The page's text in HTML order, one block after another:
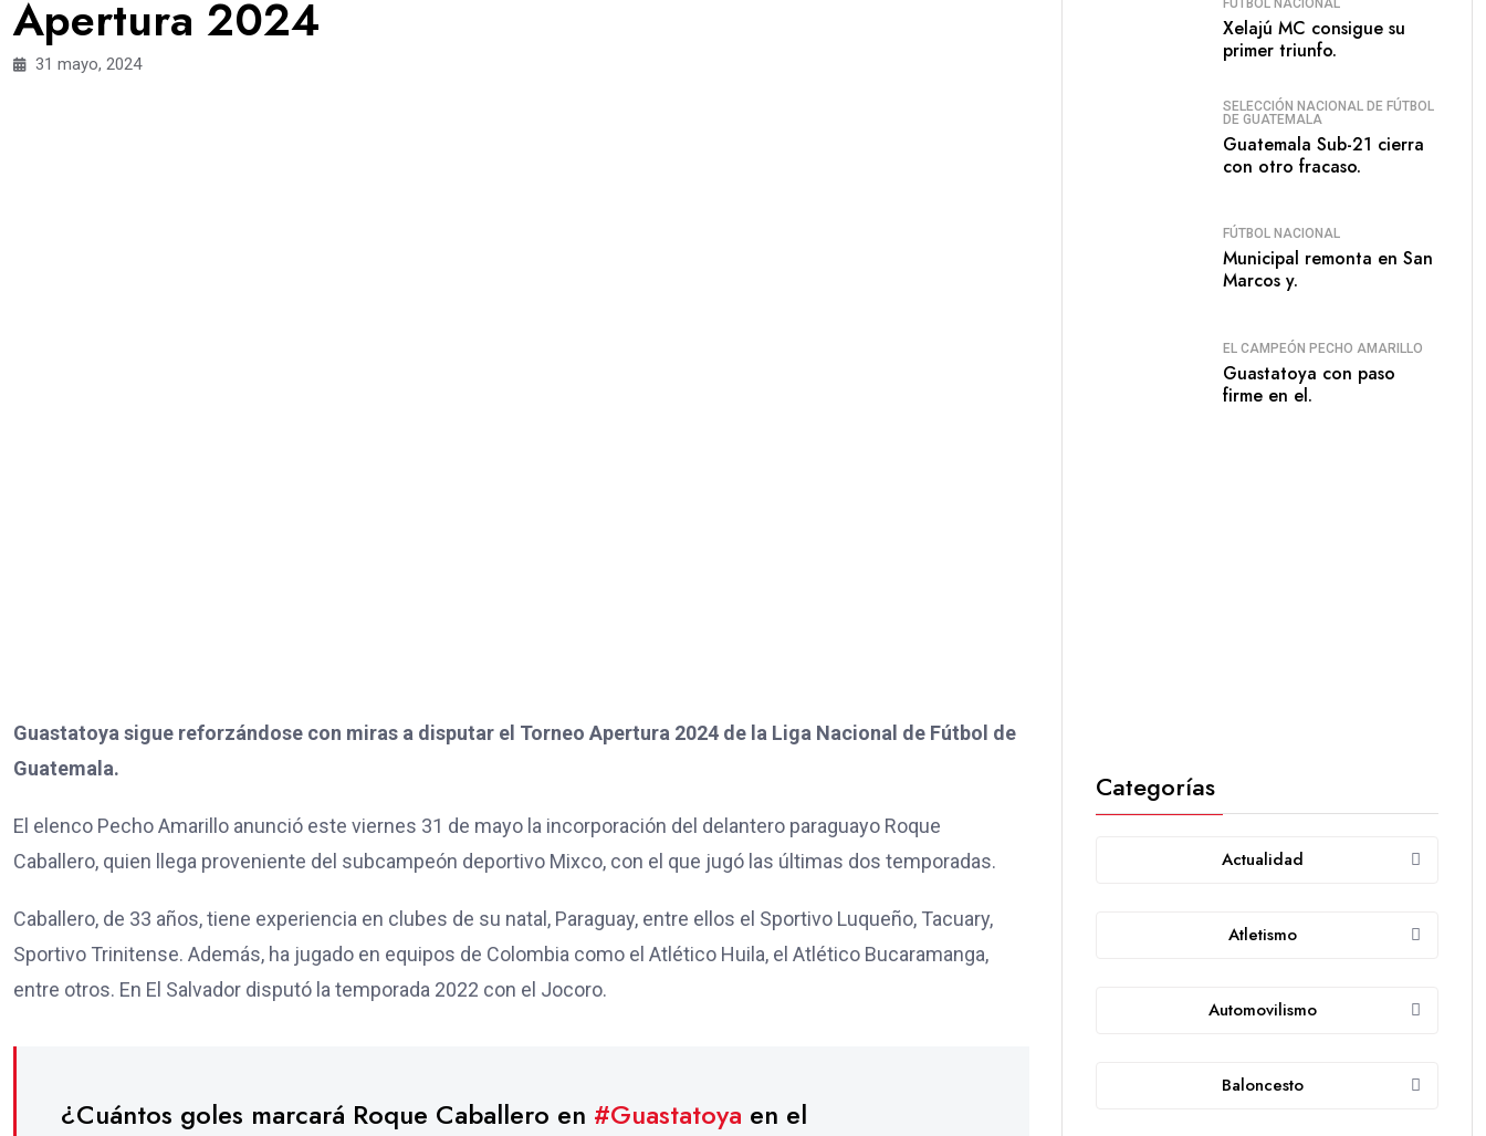
Apertura 2024
31 mayo, 2024
Guastatoya sigue reforzándose con miras a disputar el Torneo Apertura 2024 de la Liga Nacional de Fútbol de
Guatemala.
El elenco Pecho Amarillo anunció este viernes 31 de mayo la incorporación del delantero paraguayo Roque
Caballero, quien llega proveniente del subcampeón deportivo Mixco, con el que jugó las últimas dos temporadas.
Caballero, de 33 años, tiene experiencia en clubes de su natal, Paraguay, entre ellos el Sportivo Luqueño, Tacuary,
Sportivo Trinitense. Además, ha jugado en equipos de Colombia como el Atlético Huila, el Atlético Bucaramanga,
entre otros. En El Salvador disputó la temporada 2022 con el Jocoro.
¿Cuántos goles marcará Roque Caballero en #Guastatoya en el
Xelajú MC consigue su
primer triunfo.
SELECCIÓN NACIONAL DE FÚTBOL
DE GUATEMALA
Guatemala Sub-21 cierra
con otro fracaso.
FÚTBOL NACIONAL
Municipal remonta en San
Marcos y.
EL CAMPEÓN PECHO AMARILLO
Guastatoya con paso
firme en el.
Categorías
Actualidad
Atletismo
Automovilismo
Baloncesto